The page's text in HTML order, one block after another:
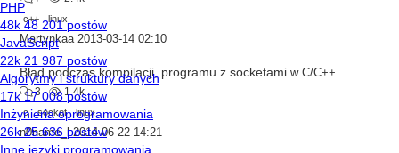
c++
linux
Martynkaa 2013-03-14 02:10
Błąd podczas kompilacji, programu z socketami w C/C++
3
1.4k
c
socket linux
n0name_l 2014-06-22 14:21